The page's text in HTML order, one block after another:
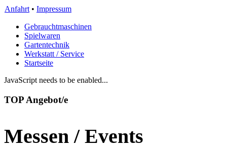
Anfahrt • Impressum
Gebrauchtmaschinen
Spielwaren
Gartentechnik
Werkstatt / Service
Startseite
JavaScript needs to be enabled...
TOP Angebot/e
Messen / Events